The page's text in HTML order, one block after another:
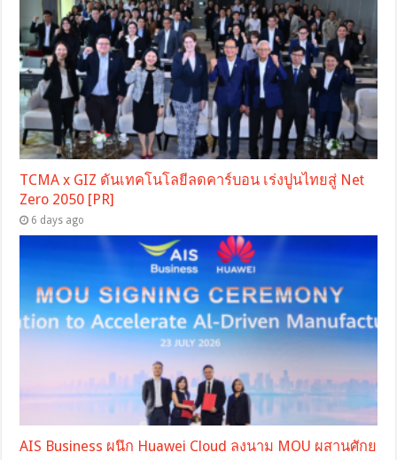
TCMA x GIZ ดันเทคโนโลยีลดคาร์บอน เร่งปูนไทยสู่ Net
Zero 2050 [PR]
6 days ago
AIS Business ผนึก Huawei Cloud ลงนาม MOU ผสานศักย